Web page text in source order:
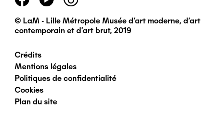
principal
© LaM - Lille Métropole Musée d'art moderne, d'art
contemporain et d'art brut, 2019
Pied
de
page
Crédits
Mentions légales
Politiques de confidentialité
Cookies
Plan du site